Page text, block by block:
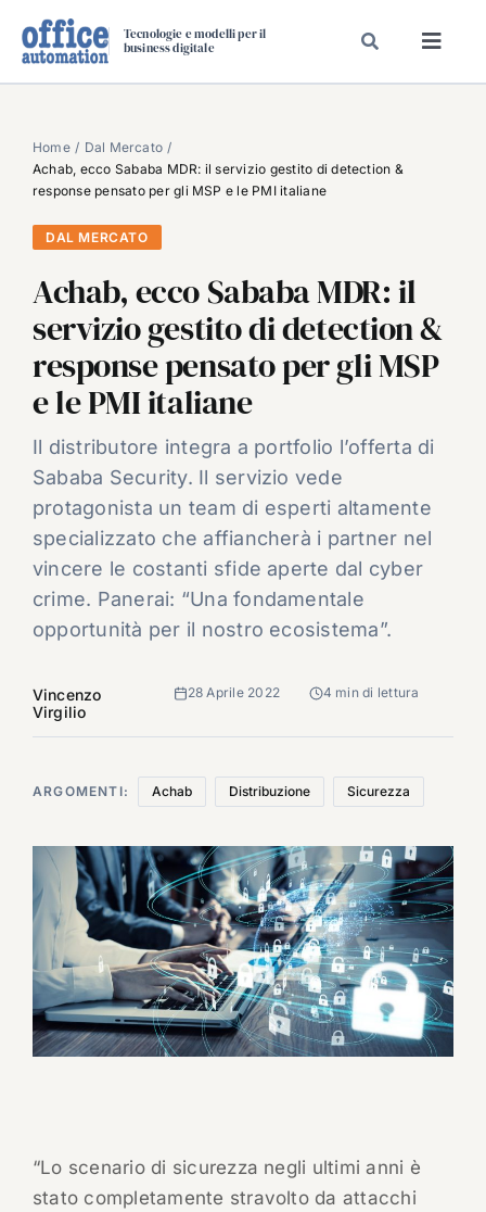
Tecnologie e modelli per il
business digitale
SPECIAL PAPER
TAVOLE ROTONDE DI REDAZIONE
DAL MERCATO
VIDEO
EVENTI
CHI SIAMO
Home
Dal Mercato
Achab, ecco Sababa MDR: il servizio gestito di detection &
response pensato per gli MSP e le PMI italiane
DAL MERCATO
Achab, ecco Sababa MDR: il
servizio gestito di detection &
response pensato per gli MSP
e le PMI italiane
Il distributore integra a portfolio l’offerta di
Sababa Security. Il servizio vede
protagonista un team di esperti altamente
specializzato che affiancherà i partner nel
vincere le costanti sfide aperte dal cyber
crime. Panerai: “Una fondamentale
opportunità per il nostro ecosistema”.
Vincenzo
Virgilio
28 Aprile 2022 4 min di lettura
ARGOMENTI: Achab Distribuzione Sicurezza
“Lo scenario di sicurezza negli ultimi anni è
stato completamente stravolto da attacchi